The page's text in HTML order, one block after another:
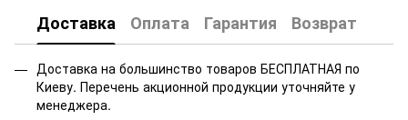
Доставка Оплата Гарантия Возврат
Доставка на большинство товаров БЕСПЛАТНАЯ по
Киеву. Перечень акционной продукции уточняйте у
менеджера.